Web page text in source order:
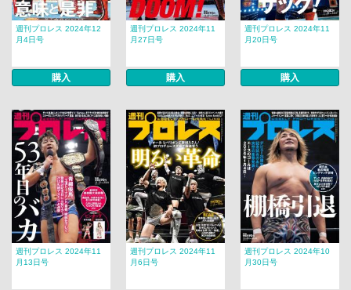
週刊プロレス 2024年12
月4日号
購入
週刊プロレス 2024年11
月27日号
購入
週刊プロレス 2024年11
月20日号
購入
週刊プロレス 2024年11
月13日号
週刊プロレス 2024年11
月6日号
週刊プロレス 2024年10
月30日号